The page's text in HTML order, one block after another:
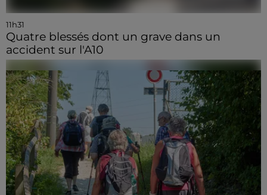
11h31
Quatre blessés dont un grave dans un
accident sur l'A10